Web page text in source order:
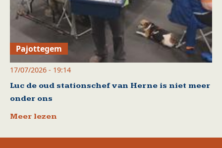
Pajottegem
17/07/2026 - 19:14
Luc de oud stationschef van Herne is niet meer
onder ons
Meer lezen